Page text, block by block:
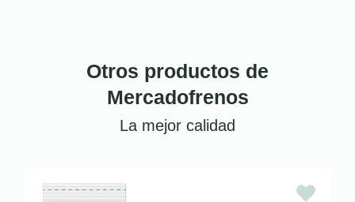
Otros productos de
Mercadofrenos
La mejor calidad